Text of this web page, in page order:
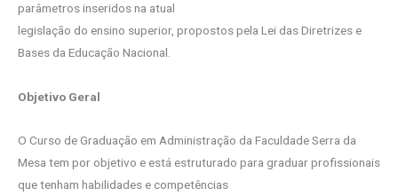
parâmetros inseridos na atual
legislação do ensino superior, propostos pela Lei das Diretrizes e
Bases da Educação Nacional.
Objetivo Geral
O Curso de Graduação em Administração da Faculdade Serra da
Mesa tem por objetivo e está estruturado para graduar profissionais
que tenham habilidades e competências